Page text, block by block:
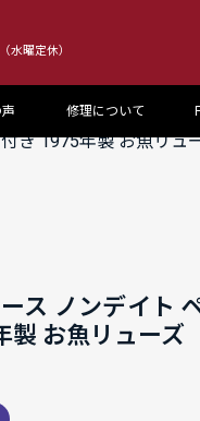
水曜定休）
修理について
き 1975年製 お魚リュ
ス ノンデイト
製 お魚リューズ